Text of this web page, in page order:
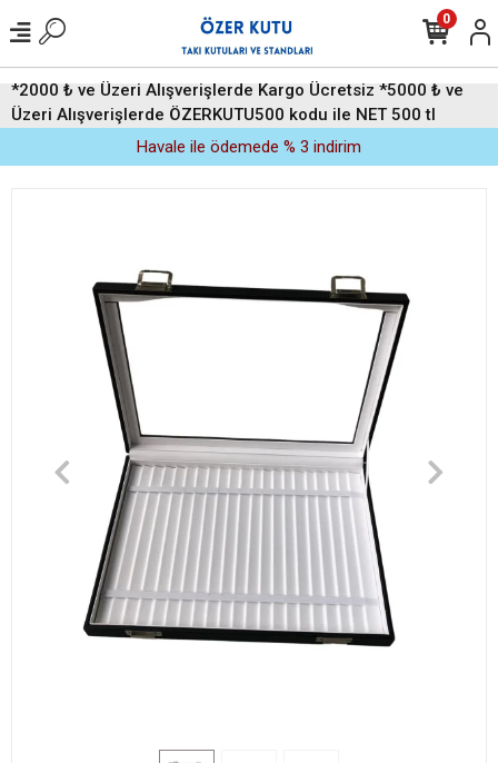
*2000 ₺ ve Üzeri Alışverişlerde Kargo Ücretsiz *5000 ₺ ve
Üzeri Alışverişlerde ÖZERKUTU500 kodu ile NET 500 tl
indirim (Üyelere Özel)Havale ile ödemede % 3 indirim
0